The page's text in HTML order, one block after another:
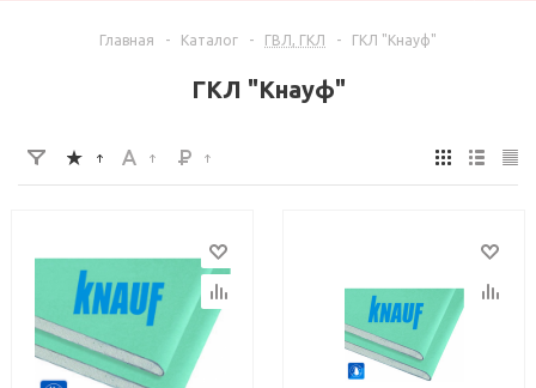
Главная - Каталог - ГВЛ, ГКЛ - ГКЛ "Кнауф"
ГКЛ "Кнауф"